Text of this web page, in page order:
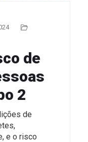
de
2
de
e o risco